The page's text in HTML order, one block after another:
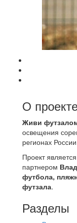
О
Живи
освещения
регионах
Проект
партнером
футбола,
футзала.
Разделы